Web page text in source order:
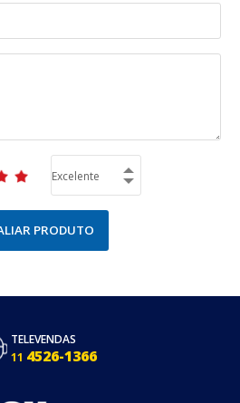
PRODUTO
TELEVENDAS
11 4526-1366